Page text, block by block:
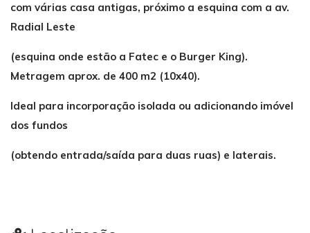
com várias casa antigas, próximo a esquina com a av.
Radial Leste
(esquina onde estão a Fatec e o Burger King).
Metragem aprox. de 400 m2 (10x40).
Ideal para incorporação isolada ou adicionando imóvel
dos fundos
(obtendo entrada/saída para duas ruas) e laterais.